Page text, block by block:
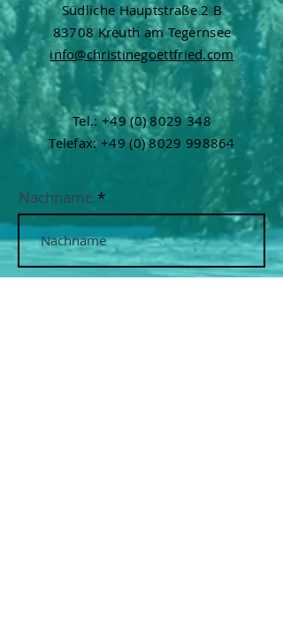
Südliche Hauptstraße 2 B
83708 Kreuth am Tegernsee
info@christinegoettfried.com
Tel.:+49 (0) 8029 348
Telefax: +49 (0) 8029 998864
Nachname
E-Mail